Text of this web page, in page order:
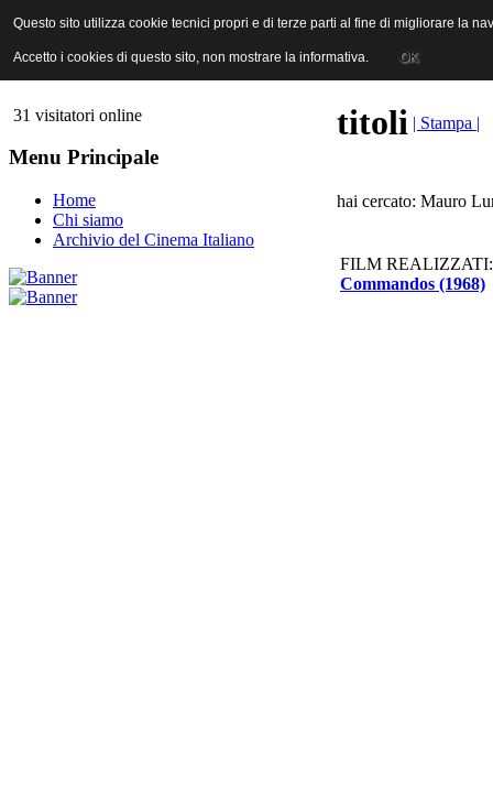
ANICA | Associazione Nazionale Industrie Cinematografiche
31 visitatori online
Menu Principale
Home
Chi siamo
Archivio del Cinema Italiano
titoli | Stampa |
hai cercato: Mauro
FILM REALIZZATI:
Commandos (1968)
Questo sito utilizza cookie tecnici propri e di terze parti al fine di migliorare la
Accetto i cookies di questo sito, non mostrare la informativa. OK
Questo sito utilizza cookie tecnici propri e di terze parti al fine di migliorare la
Accetto i cookies di questo sito, non mostrare la informativa. OK